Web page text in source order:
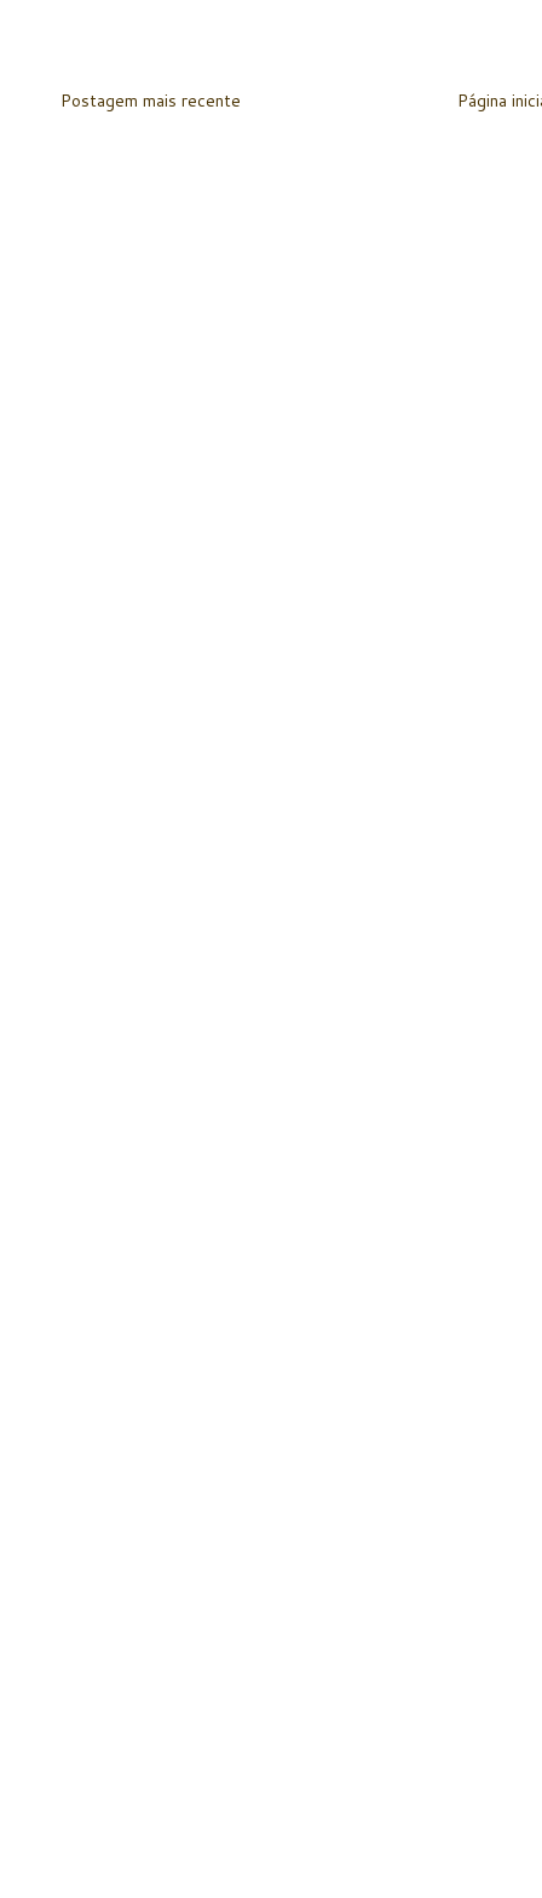
Postagem mais recente Página